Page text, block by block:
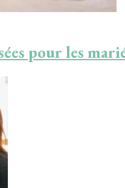
pour les